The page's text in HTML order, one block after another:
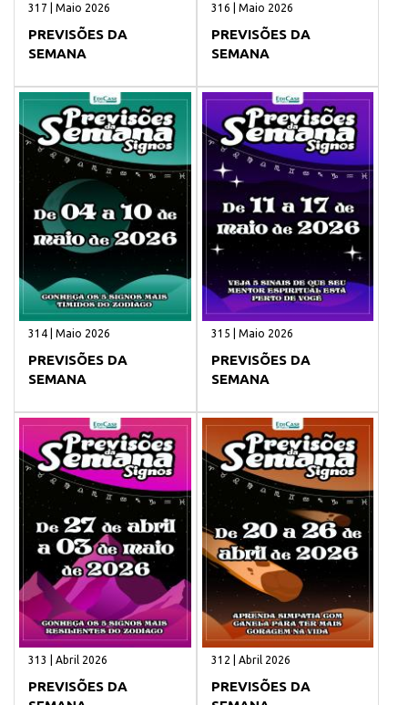
317 | Maio 2026
PREVISÕES DA
SEMANA
316 | Maio 2026
PREVISÕES DA
SEMANA
314 | Maio 2026
PREVISÕES DA
SEMANA
315 | Maio 2026
PREVISÕES DA
SEMANA
313 | Abril 2026
PREVISÕES DA
312 | Abril 2026
PREVISÕES DA